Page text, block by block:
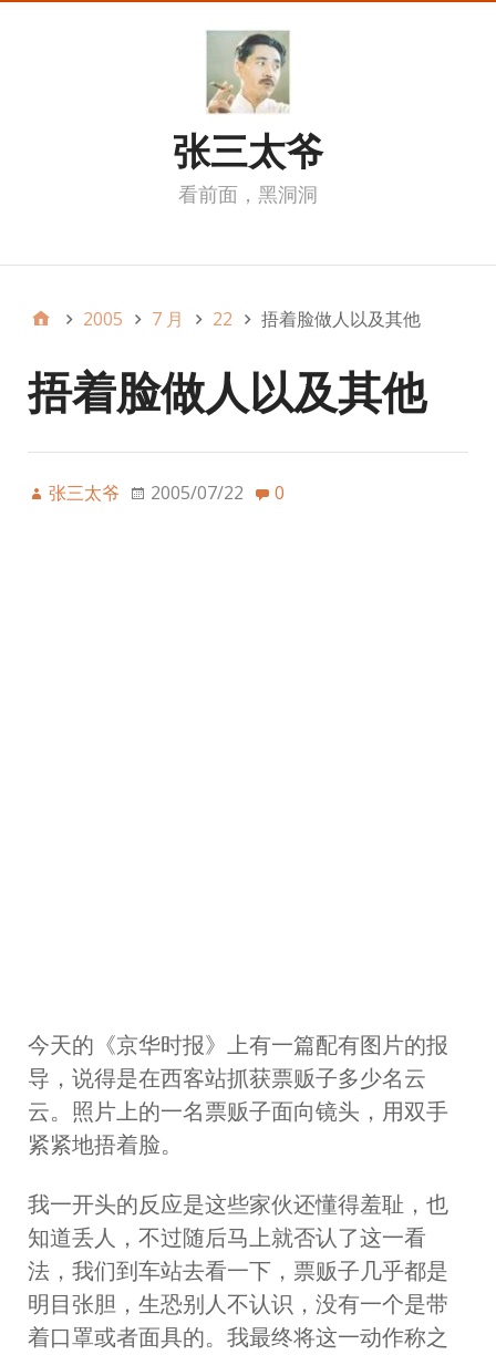
张三太爷
看前面，黑洞洞
2005 7 月 22 捂着脸做人以及其他
捂着脸做人以及其他
张三太爷 2005/07/22 0
今天的《京华时报》上有一篇配有图片的报
导，说得是在西客站抓获票贩子多少名云
云。照片上的一名票贩子面向镜头，用双手
紧紧地捂着脸。
我一开头的反应是这些家伙还懂得羞耻，也
知道丢人，不过随后马上就否认了这一看
法，我们到车站去看一下，票贩子几乎都是
明目张胆，生恐别人不认识，没有一个是带
着口罩或者面具的。我最终将这一动作称之